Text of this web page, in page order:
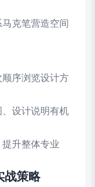
马克笔营造空间
序浏览设计方
、设计说明有机
提升整体专业
战策略